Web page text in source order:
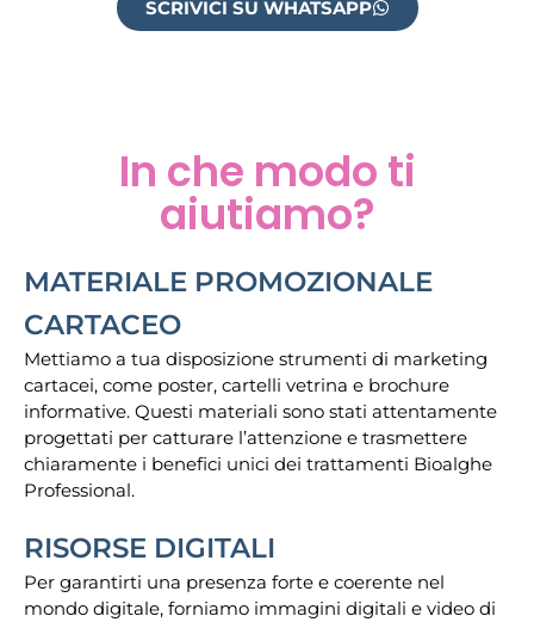
SCRIVICI SU WHATSAPP
In che modo ti
aiutiamo?
MATERIALE PROMOZIONALE
CARTACEO
Mettiamo a tua disposizione strumenti di marketing
cartacei, come poster, cartelli vetrina e brochure
informative. Questi materiali sono stati attentamente
progettati per catturare l’attenzione e trasmettere
chiaramente i benefici unici dei trattamenti Bioalghe
Professional.
RISORSE DIGITALI
Per garantirti una presenza forte e coerente nel
mondo digitale, forniamo immagini digitali e video di